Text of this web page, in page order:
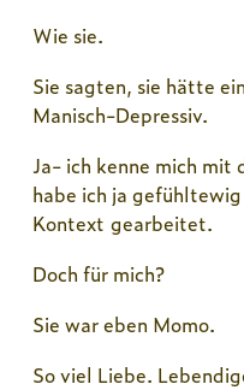
Wie sie.
Sie sagten, sie hätte
Manisch-Depressiv.
Ja- ich kenne mich
habe ich ja
Kontext gearbeitet.
Doch für mich?
Sie war eben Momo.
So viel Liebe.